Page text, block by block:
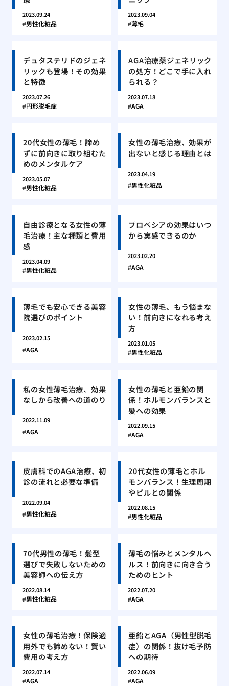
2023.09.24
男性化粧品
2023.09.04
薄毛
デュタステリドのジェネ
リックも登場！その効果
と特徴
2023.07.26
円形脱毛症
AGA治療薬ジェネリック
の処方！どこで手に入れ
られる？
2023.07.18
AGA
20代女性の薄毛！諦め
ずに前向きに取り組むた
めのメンタルケア
2023.05.07
男性化粧品
女性の薄毛治療、効果が
出ないと感じる理由とは
2023.04.19
男性化粧品
自由診療となる女性の薄
毛治療！主な種類と費用
感
2023.04.09
男性化粧品
プロペシアの効果はいつ
から実感できるのか
2023.02.20
AGA
薄毛でも安心できる美容
院選びのポイント
2023.02.15
AGA
女性の薄毛、もう悩まな
い！前向きになれる考え
方
2023.01.05
男性化粧品
私の女性薄毛治療、効果
なしから改善への道のり
2022.11.09
AGA
女性の薄毛と亜鉛の関
係！ホルモンバランスと
髪への効果
2022.09.15
AGA
皮膚科でのAGA治療、初
診の流れと必要な準備
2022.09.04
男性化粧品
20代女性の薄毛とホル
モンバランス！生理周期
やピルとの関係
2022.08.15
男性化粧品
70代男性の薄毛！髪型
選びで失敗しないための
美容師への伝え方
2022.08.14
男性化粧品
薄毛の悩みとメンタルヘ
ルス！前向きに向き合う
ためのヒント
2022.07.20
AGA
女性の薄毛治療！保険適
用外でも諦めない！賢い
費用の考え方
2022.07.14
AGA
亜鉛とAGA（男性型脱毛
症）の関係！抜け毛予防
への期待
2022.06.09
AGA